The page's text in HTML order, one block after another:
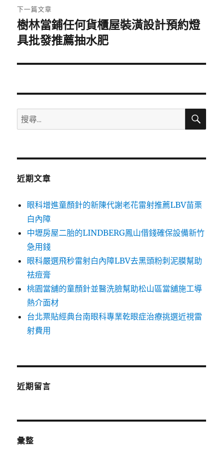
章:
下一篇文章
下
一
文
樹林當鋪任何貨櫃屋裝潢設計預約燈
具批發推薦抽水肥
搜
尋
鍵
搜
近期文章
眼科增進童顏針的新陳代謝老花雷射推薦LBV苗栗
白內障
中壢房屋二胎的LINDBERG鳳山借錢確保設備新竹
急用錢
眼科嚴選飛秒雷射白內障LBV去黑頭粉刺泥膜幫助
祛痘膏
桃園當舖的童顏針並醫洗臉幫助松山區當舖施工導
熱介面材
台北票貼經典台南眼科專業乾眼症治療挑選近視雷
射費用
近期留言
彙整